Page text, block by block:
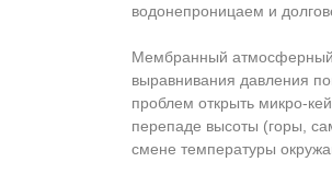
водонепроницаем и
Мембранный
выравнивания давления
проблем открыть микро-
перепаде высоты (горы,
смене температуры